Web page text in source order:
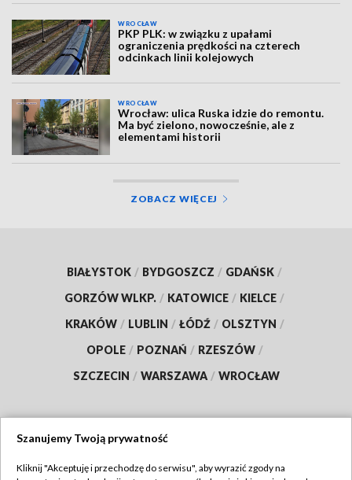
WROCŁAW
PKP PLK: w związku z upałami
ograniczenia prędkości na czterech
odcinkach linii kolejowych
WROCŁAW
Wrocław: ulica Ruska idzie do remontu.
Ma być zielono, nowocześnie, ale z
elementami historii
ZOBACZ WIĘCEJ
BIAŁYSTOK / BYDGOSZCZ / GDAŃSK /
GORZÓW WLKP. / KATOWICE / KIELCE /
KRAKÓW / LUBLIN / ŁÓDŹ / OLSZTYN /
OPOLE / POZNAŃ / RZESZÓW /
SZCZECIN / WARSZAWA / WROCŁAW
Szanujemy Twoją prywatność
Kliknij "Akceptuję i przechodzę do serwisu", aby wyrazić zgody na